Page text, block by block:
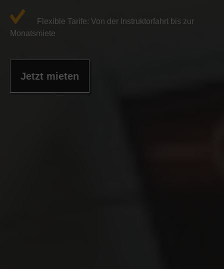
Flexible Tarife: Von der Instruktorfahrt bis zur
Monatsmiete
Jetzt mieten